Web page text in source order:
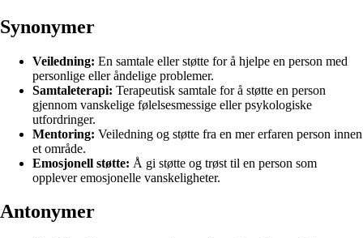
Synonymer
Veiledning: En samtale eller støtte for å hjelpe en person med
personlige eller åndelige problemer.
Samtaleterapi: Terapeutisk samtale for å støtte en person
gjennom vanskelige følelsesmessige eller psykologiske
utfordringer.
Mentoring: Veiledning og støtte fra en mer erfaren person innen
et område.
Emosjonell støtte: Å gi støtte og trøst til en person som
opplever emosjonelle vanskeligheter.
Antonymer